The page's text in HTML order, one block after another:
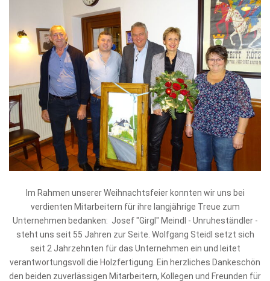
Im Rahmen unserer Weihnachtsfeier konnten wir uns bei
verdienten Mitarbeitern für ihre langjährige Treue zum
Unternehmen bedanken: Josef "Girgl" Meindl - Unruheständler -
steht uns seit 55 Jahren zur Seite. Wolfgang Steidl setzt sich
seit 2 Jahrzehnten für das Unternehmen ein und leitet
verantwortungsvoll die Holzfertigung. Ein herzliches Dankeschön
den beiden zuverlässigen Mitarbeitern, Kollegen und Freunden für